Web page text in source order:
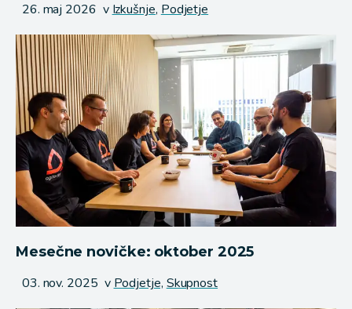
Objavljeno
26. maj 2026 v Izkušnje, Podjetje
Mesečne novičke: oktober 2025
Objavljeno
03. nov. 2025 v Podjetje, Skupnost